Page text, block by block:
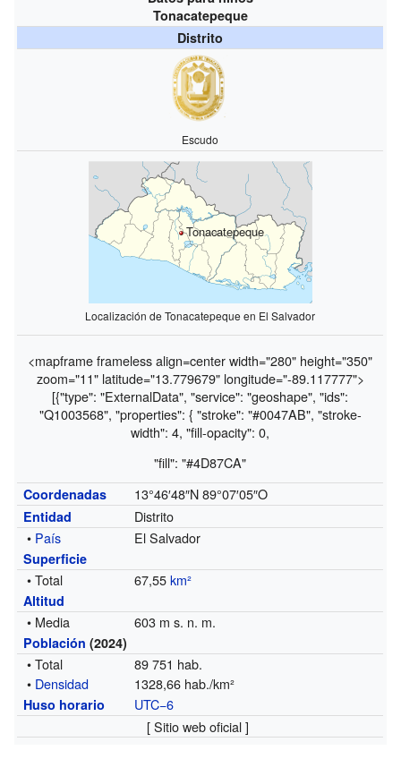
Tonacatepeque
Distrito
Escudo
Tonacatepeque
Localización de Tonacatepeque en El Salvador
<mapframe frameless align=center width="280" height="350"
zoom="11" latitude="13.779679" longitude="-89.117777">
[{"type": "ExternalData", "service": "geoshape", "ids":
"Q1003568", "properties": { "stroke": "#0047AB", "stroke-
width": 4, "fill-opacity": 0,
"fill": "#4D87CA"
Coordenadas 13°46′48″N 89°07′05″O
Entidad
Distrito
• País El Salvador
Superficie
• Total 67,55km²
Altitud
• Media 603 m s. n. m.
Población (2024)
• Total
89 751 hab.
• Densidad 1328,66 hab./km²
Huso horario
UTC−6
[ Sitio web oficial ]